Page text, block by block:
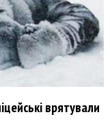
врятували